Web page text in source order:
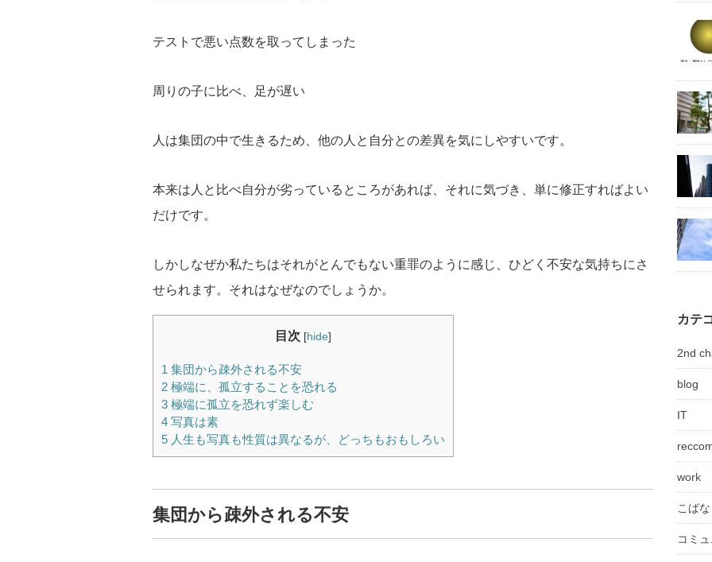
テストで悪い点数を取ってしまった
周りの子に比べ、足が遅い
人は集団の中で生きるため、他の人と自分との差異を気にしやすいです。
本来は人と比べ自分が劣っているところがあれば、それに気づき、単に修正すればよい
だけです。
しかしなぜか私たちはそれがとんでもない重罪のように感じ、ひどく不安な気持ちにさ
せられます。それはなぜなのでしょうか。
目次 [hide]
1 集団から疎外される不安
2 極端に、孤立することを恐れる
3 極端に孤立を恐れず楽しむ
4 写真は素
5 人生も写真も性質は異なるが、どっちもおもしろい
集団から疎外される不安
カテ
2nd
blog
IT
work
こば
コミ